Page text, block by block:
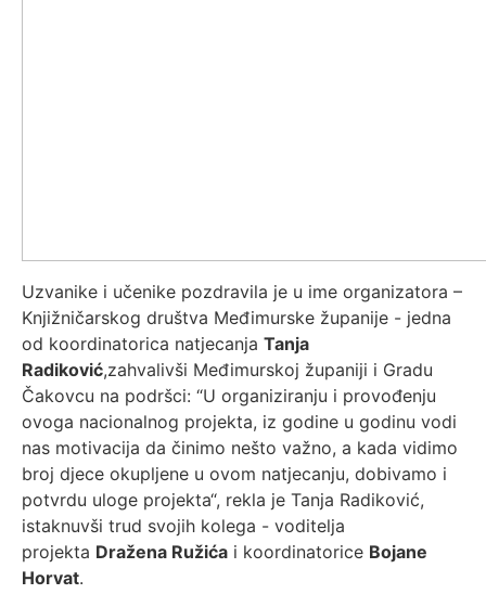
Uzvanike i učenike pozdravila je u ime organizatora –
Knjižničarskog društva Međimurske županije - jedna
od koordinatorica natjecanja Tanja
Radiković,zahvalivši Međimurskoj županiji i Gradu
Čakovcu na podršci: “U organiziranju i provođenju
ovoga nacionalnog projekta, iz godine u godinu vodi
nas motivacija da činimo nešto važno, a kada vidimo
broj djece okupljene u ovom natjecanju, dobivamo i
potvrdu uloge projekta“, rekla je Tanja Radiković,
istaknuvši trud svojih kolega - voditelja
projekta Dražena Ružića i koordinatorice Bojane
Horvat.